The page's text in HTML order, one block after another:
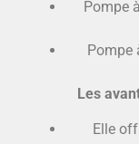
Pompe
Pompe
Les
Elle